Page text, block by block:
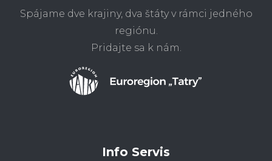
Spájame dve krajiny, dva štáty v rámci jedného
regiónu.
Pridajte sa k nám.
Info Servis